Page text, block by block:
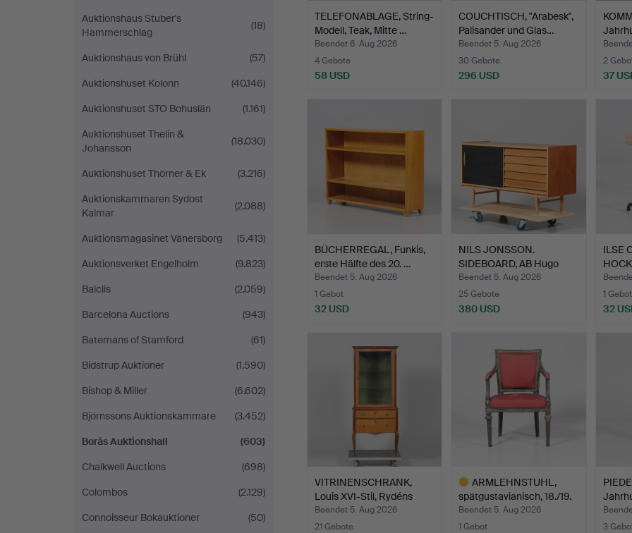
Auktionshaus Stuber's
Hammerschlag
(18)
Auktionshaus von Brühl
(57)
Auktionshuset Kolonn
(40.146)
Auktionshuset STO Bohuslän
(1.161)
Auktionshuset Thelin &
Johansson
(18.030)
Auktionshuset Thörner & Ek
(3.216)
Auktionskammaren Sydost
Kalmar
(2.088)
Auktionsmagasinet Vänersborg
(5.413)
Auktionsverket Engelholm
(9.823)
Balclis
(2.059)
Barcelona Auctions
(943)
Batemans of Stamford
(61)
Bidstrup Auktioner
(1.590)
Bishop & Miller
(6.602)
Björnssons Auktionskammare
(3.452)
Borås Auktionshall
(603)
Chalkwell Auctions
(698)
Colombos
(2.129)
Connoisseur Bokauktioner
(50)
TELEFONABLAGE, String-
Modell, Teak, Mitte …
Beendet 6. Aug 2026
4 Gebote
58 USD
COUCHTISCH, "Arabesk",
Palisander und Glas…
Beendet 5. Aug 2026
30 Gebote
296 USD
2
37
BÜCHERREGAL, Funkis,
erste Hälfte des 20. …
Beendet 5. Aug 2026
1 Gebot
32 USD
NILS JONSSON.
SIDEBOARD, AB Hugo
Troeds In…
Beendet 5. Aug 2026
25 Gebote
380 USD
ILSE
…
1 Gebot
32
VITRINENSCHRANK,
Louis XVI-Stil, Rydéns
mö…
Beendet 5. Aug 2026
21 Gebote
ARMLEHNSTUHL,
spätgustavianisch, 18./19.
J…
Beendet 5. Aug 2026
1 Gebot
3